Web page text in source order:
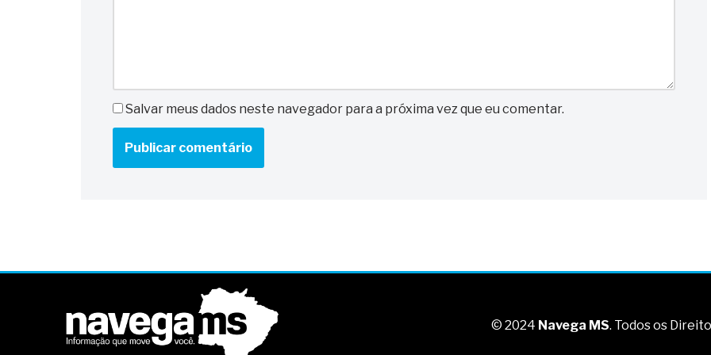
Salvar meus dados neste navegador para a próxima vez que eu comentar.
© 2024 Navega MS. Todos os